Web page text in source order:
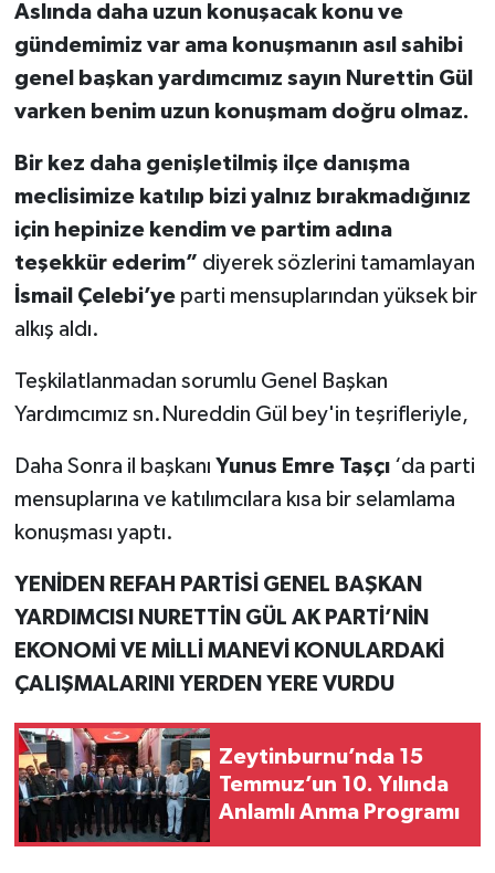
Aslında daha uzun konuşacak konu ve
gündemimiz var ama konuşmanın asıl sahibi
genel başkan yardımcımız sayın Nurettin Gül
varken benim uzun konuşmam doğru olmaz.
Bir kez daha genişletilmiş ilçe danışma
meclisimize katılıp bizi yalnız bırakmadığınız
için hepinize kendim ve partim adına
teşekkür ederim” diyerek sözlerini tamamlayan
İsmail Çelebi’ye parti mensuplarından yüksek bir
alkış aldı.
Teşkilatlanmadan sorumlu Genel Başkan
Yardımcımız sn.Nureddin Gül bey'in teşrifleriyle,
Daha Sonra il başkanı Yunus Emre Taşçı‘da parti
mensuplarına ve katılımcılara kısa bir selamlama
konuşması yaptı.
YENİDEN REFAH PARTİSİ GENEL BAŞKAN
YARDIMCISI NURETTİN GÜL AK PARTİ’NİN
EKONOMİ VE MİLLİ MANEVİ KONULARDAKİ
ÇALIŞMALARINI YERDEN YERE VURDU
Zeytinburnu’nda 15
Temmuz’un 10. Yılında
Anlamlı Anma Programı